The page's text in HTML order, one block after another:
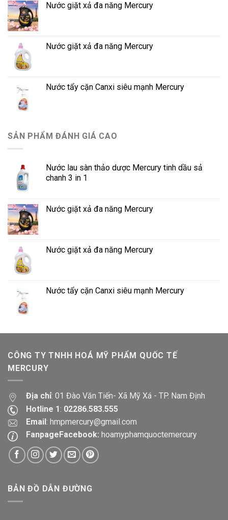
Nước giặt xả đa năng Mercury
Nước giặt xả đa năng Mercury
Nước tẩy cặn Canxi siêu mạnh Mercury
SẢN PHẨM ĐÁNH GIÁ CAO
Nước lau sàn thảo dược Mercury tinh dầu sả
chanh 3 in 1
Nước giặt xả đa năng Mercury
Nước giặt xả đa năng Mercury
Nước tẩy cặn Canxi siêu mạnh Mercury
CÔNG TY TNHH HOÁ MỸ PHẨM QUỐC TẾ
MERCURY
Địa chỉ: 01 Đào Văn Tiến- Xã Mỹ Xá - TP. Nam Định
Hotline 1: 02286.583.555
Email: hmpmercury@gmail.com
FanpageFacebook: hoamyphamquoctemercury
BẢN ĐỒ DẪN ĐƯỜNG